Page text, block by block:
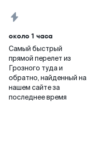
около 1 часа
Самый быстрый
прямой перелет из
Грозного туда и
обратно, найденный на
нашем сайте за
последнее время